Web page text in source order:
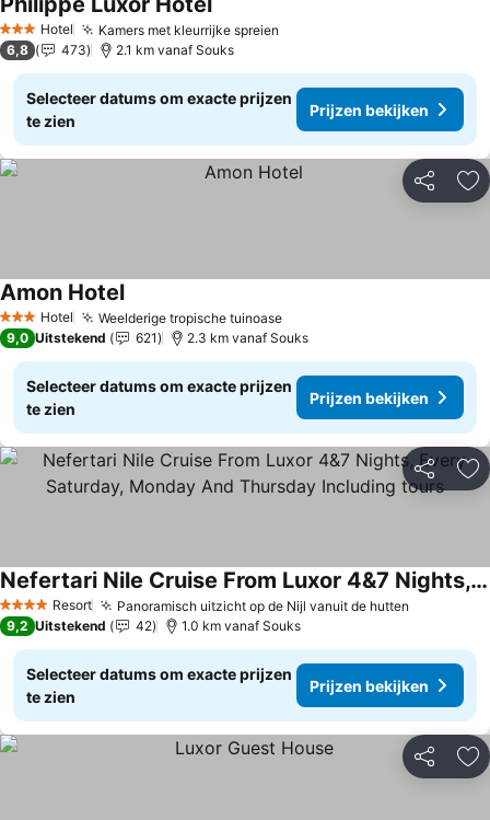
3 SterrenHotel Kamers met kleurrijke spreien
Prijzen bekijken
6,8 473 2.1 km vanaf Souks
Selecteer datums om exacte prijzen
te zien
Prijzen bekijken
Delen
3 SterrenHotel Weelderige tropische tuinoasePrijzen bekijken
Amon HotelPrijzen bekijken
9,0 Uitstekend 621 2.3 km vanaf Souks
Selecteer datums om exacte prijzen
te zien
Prijzen bekijken
Delen
4 SterrenResort Panoramisch uitzicht op de Nijl vanuit de hutten
Nefertari Nile Cruise From Luxor 4&7 Nights, Every Saturday, Monday And Thursday Including tours
Prijzen bekijken
9,2 Uitstekend 42 1.0 km vanaf Souks
Selecteer datums om exacte prijzen
te zien
Prijzen bekijken
Delen